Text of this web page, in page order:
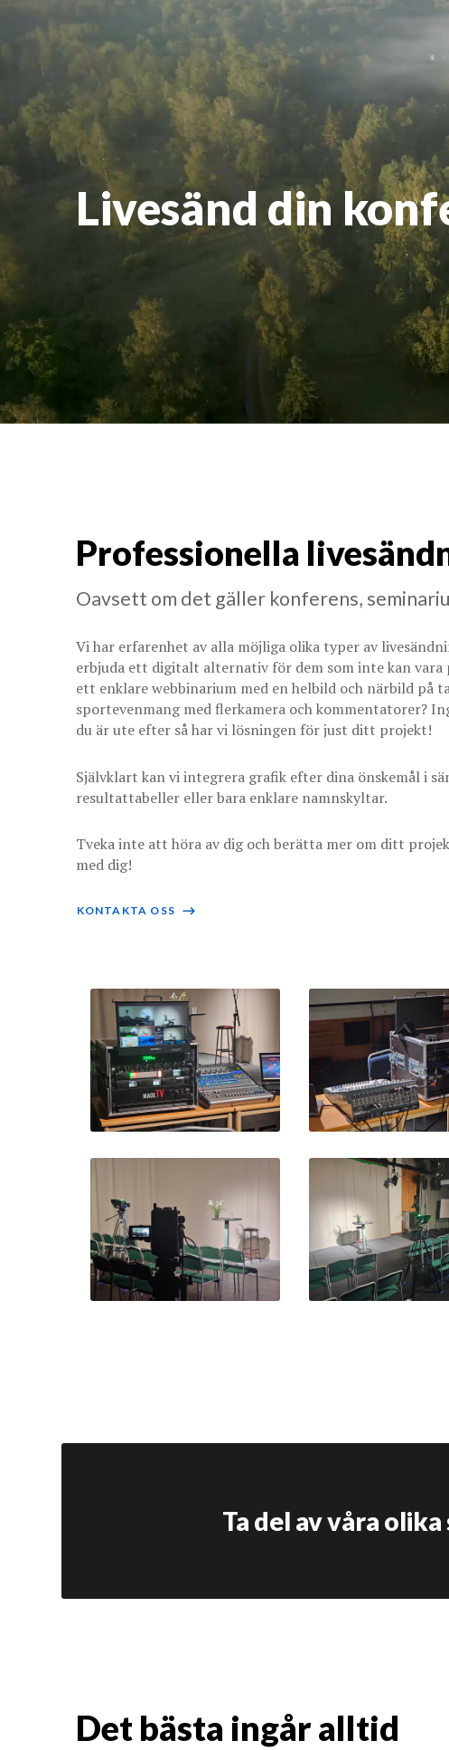
Livesänd din
Professionella
Oavsett om det gäller konferens,
Vi har erfarenhet av alla möjliga olika typer av
erbjuda ett digitalt alternativ för dem som inte kan vara
ett enklare webbinarium med en helbild och närbild på
sportevenmang med flerkamera och kommentatorer?
du är ute efter så har vi lösningen för just ditt projekt!
Självklart kan vi integrera grafik efter dina önskemål i
resultattabeller eller bara enklare namnskyltar.
Tveka inte att höra av dig och berätta mer om ditt
med dig!
KONTAKTA OSS ⟶
Ta del av våra
Det bästa ingår alltid